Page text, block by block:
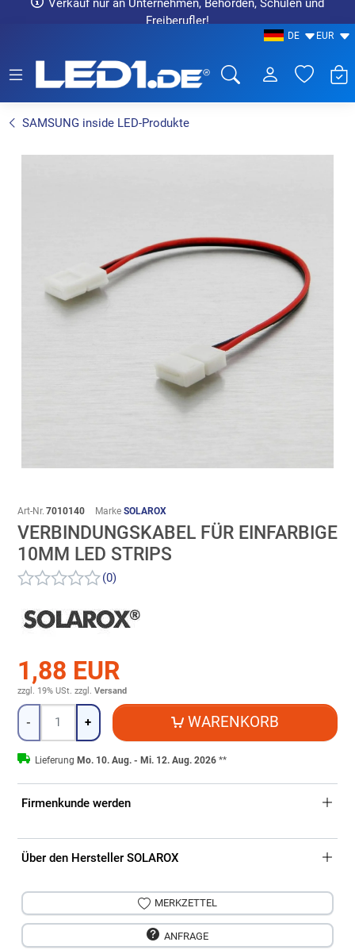
Verkauf nur an Unternehmen, Behörden, Schulen und
Freiberufler!
DE EUR
SAMSUNG inside LED-Produkte
Art-Nr. 7010140 Marke SOLAROX
VERBINDUNGSKABEL FÜR EINFARBIGE
10MM LED STRIPS
(0)
1,88 EUR
zzgl. 19% USt. zzgl. Versand
Menge
- + WARENKORB
Lieferung Mo. 10. Aug. - Mi. 12. Aug. 2026**
Firmenkunde werden
Über den Hersteller SOLAROX
MERKZETTEL
ANFRAGE